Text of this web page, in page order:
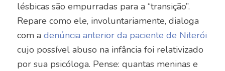
lésbicas são empurradas para a “transição”.
Repare como ele, involuntariamente, dialoga
com a denúncia anterior da paciente de Niterói
cujo possível abuso na infância foi relativizado
por sua psicóloga. Pense: quantas meninas e